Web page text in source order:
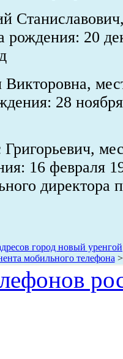
рождения: 20
28
16 февраля
директора
город новый уренгой
мобильного телефона